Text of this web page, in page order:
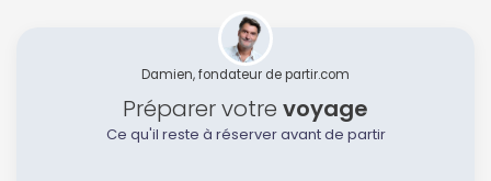
Damien, fondateur de partir.com
Préparer votre voyage
Ce qu'il reste à réserver avant de partir